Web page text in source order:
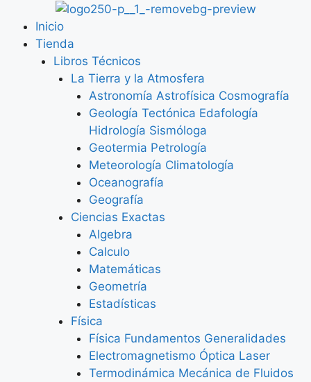
Inicio
Tienda
Libros Técnicos
La Tierra y la Atmosfera
Astronomía Astrofísica Cosmografía
Geología Tectónica Edafología
Hidrología Sismóloga
Geotermia Petrología
Meteorología Climatología
Oceanografía
Geografía
Ciencias Exactas
Algebra
Calculo
Matemáticas
Geometría
Estadísticas
Física
Física Fundamentos Generalidades
Electromagnetismo Óptica Laser
Termodinámica Mecánica de Fluidos